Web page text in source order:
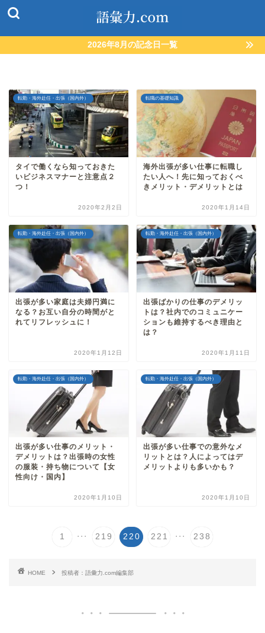
2026年8月の記念日一覧
転勤・海外赴任・出張（国内外）
タイで働くなら知っておきた
いビジネスマナーと注意点２
つ！
2020年2月2日
転職の基礎知識
海外出張が多い仕事に転職し
たい人へ！先に知っておくべ
きメリット・デメリットとは
2020年1月14日
転勤・海外赴任・出張（国内外）
出張が多い家庭は夫婦円満に
なる？お互い自分の時間がと
れてリフレッシュに！
2020年1月12日
転勤・海外赴任・出張（国内外）
出張ばかりの仕事のデメリッ
トは？社内でのコミュニケー
ションも維持するべき理由と
は？
2020年1月11日
転勤・海外赴任・出張（国内外）
出張が多い仕事のメリット・
デメリットは？出張時の女性
の服装・持ち物について【女
性向け・国内】
2020年1月10日
転勤・海外赴任・出張（国内外）
出張が多い仕事での意外なメ
リットとは？人によってはデ
メリットよりも多いかも？
2020年1月10日
1 ... 219 220 221 ... 238
HOME 投稿者：語彙力.com編集部